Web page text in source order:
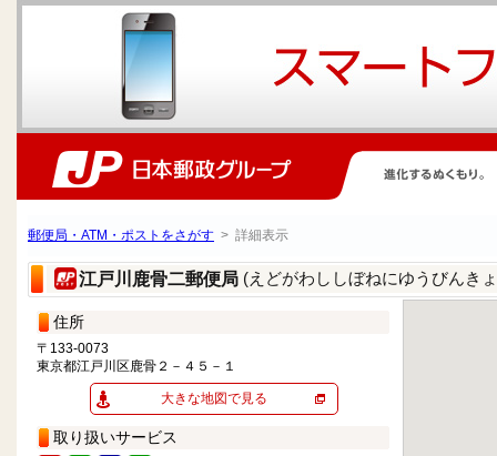
郵便局・ATM・ポストをさがす > 詳細表示
江戸川鹿骨二郵便局 (えどがわししぼねにゆうびんき
住所
〒133-0073
東京都江戸川区鹿骨２－４５－１
大きな地図で見る
取り扱いサービス